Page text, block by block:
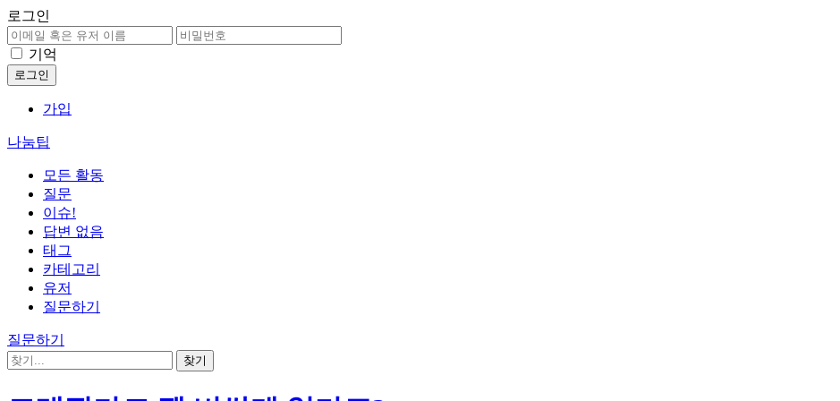
로그인
기억
가입
나눔팁
모든 활동
질문
이슈!
답변 없음
태그
카테고리
유저
질문하기
질문하기